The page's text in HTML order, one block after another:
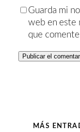
Guarda mi
web en este
que
MÁS